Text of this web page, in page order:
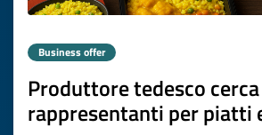
Business offer
Produttore tedesco cerca
rappresentanti per piatti